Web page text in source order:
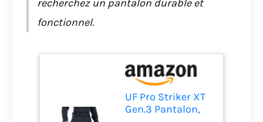
recherchez un pantalon durable et
fonctionnel.
UF Pro Striker XT
Gen.3 Pantalon,